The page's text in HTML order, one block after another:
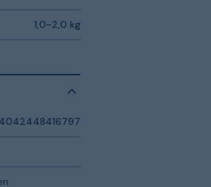
1,0-2,0 kg
4042448416797